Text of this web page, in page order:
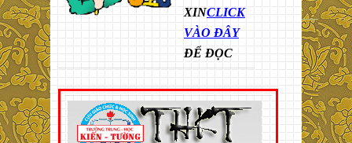
XINCLICK
VÀO ĐÂY
ĐỂ ĐỌC